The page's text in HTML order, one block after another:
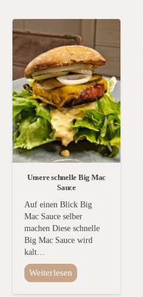
Unsere schnelle Big Mac
Sauce
Auf einen Blick Big
Mac Sauce selber
machen Diese schnelle
Big Mac Sauce wird
kalt…
Weiterlesen